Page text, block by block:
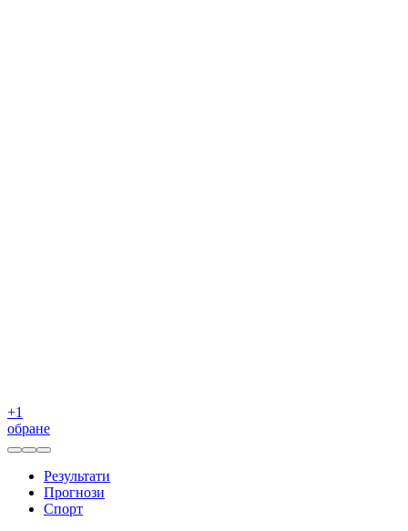
+1
обране
Результати
Прогнози
Спорт